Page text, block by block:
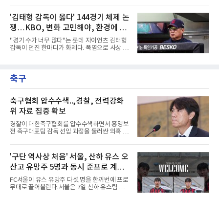
맞았던 디트로이트 선수들은 분을 참지 못하고
그라운드로 뛰쳐나왔다.심판
화 이글스에 거센 폭풍우가 강타할 것으로 보인
다.이번 아시안게임 한국 야구대표팀에 타선의
중심인 거포 노시환과 문현빈이 승선한 데 이어,
대만 야구협회의 최종 엔트리 발표를 통해 아시
아 쿼터 최고의 히트작이자 선발진의 중추인 좌
완 에이스 왕옌청까지 차출이 확정되었다. 팀 공
격의 핵과 마운드의 핵심 자원들이 단 한꺼번에
리그의 최종 순위와 포스트시즌 진출 팀이 판가
름 나는 가장 잔인하고도 중
'김태형 감독이 옳다' 144경기 체제 논
쟁…KBO, 변화 고민해야, 환경에 맞
는 경기 수가 바람직
"경기 수가 너무 많다"는 롯데 자이언츠 김태형
감독이 던진 한마디가 화제다. 폭염으로 사상 초
팀당 144경기 체제가 과연 지속 가능한지 질문
을 던졌다.물론 144경기가 세계적으로 특별히
기, 일본프로야구도 143~144경기를 치른다. 숫
자만 놓고 보면 KBO가 유난히 혹사 구조라고 말
하기 어렵다.하지만 중요한 것은 숫자가 아니라
환경이다. 한국의 여름은 달라지고 있다. 과거와
비교하기 어려울 정도로 폭염이 길어지고 강해
지고 있다. 여기에 장마, 이
축구
축구협회 압수수색..,경찰, 전력강화
위 자료 집중 확보
경찰이 대한축구협회를 압수수색하면서 홍명보
전 축구대표팀 감독 선임 과정을 둘러싼 의혹 규
비판이 홍 전 감독에게 집중됐지만 경찰의 시선
은 다른 곳을 향한다. 성적 부진과 별개로 선임
과정에 부당함이 있었는지가 수사의 본류다.7일
연합뉴스 취재를 종합하면 서울경찰청 광역수사
단 금융범죄수사대는 전날 축구협회 사무실 등
을 압수수색해 감독 선임 관련 자료를 다수 확보
했다. 특히 감독 후보를 검토해 이사회에 추천하
'구단 역사상 처음' 서울, 산하 유스 오
산고 유망주 5명과 동시 준프로 계
약...ACL2 겨냥
FC서울이 유스 유망주 다섯 명을 한꺼번에 프로
무대로 끌어올린다.서울은 7일 산하 유스팀 서